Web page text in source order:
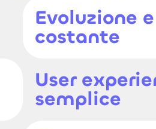
Evoluzione
costante
User
semplice